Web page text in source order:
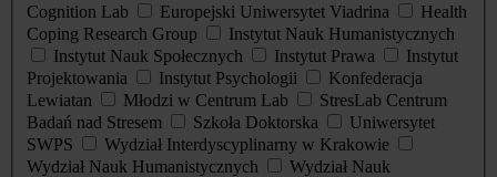
Cognition Lab
Europejski Uniwersytet Viadrina
Health
Coping Research Group
Instytut Nauk Humanistycznych
Instytut Nauk Społecznych
Instytut Prawa
Instytut
Projektowania
Instytut Psychologii
Konfederacja
Lewiatan
Młodzi w Centrum Lab
StresLab Centrum
Badań nad Stresem
Szkoła Doktorska
Uniwersytet
SWPS
Wydział Interdyscyplinarny w Krakowie
Wydział Nauk Humanistycznych
Wydział Nauk